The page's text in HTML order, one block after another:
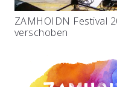
ZAMHOIDN Festival
verschoben